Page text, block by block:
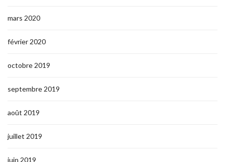
mars 2020
février 2020
octobre 2019
septembre 2019
août 2019
juillet 2019
juin 2019